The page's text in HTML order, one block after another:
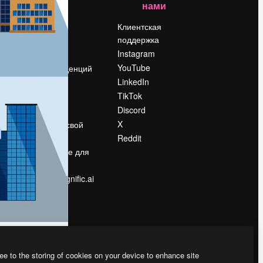
Цены
О нас
Поиск тенденций
Slidesgo
Продайте свой
контент
Помещение для
прессы
Ищете magnific.ai
нами
Клиентская
поддержка
Instagram
YouTube
LinkedIn
TikTok
Discord
X
Reddit
to the storing of cookies on your device to enhance site